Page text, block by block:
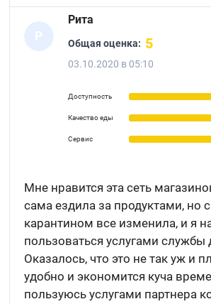
Р
Рита
Общая оценка: 5
03.10.2020 в 05:10
Доступность
Качество еды
Сервис
Мне нравится эта сеть
сама ездила за продуктами, но
карантином все изменила, и я
пользоваться услугами службы
Оказалось, что это не так уж и
удобно и экономится куча
пользуюсь услугами партнера